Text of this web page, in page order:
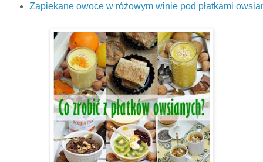
Zapiekane owoce w różowym winie pod płatkami